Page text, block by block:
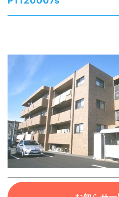
芹田不動産の強み
スタッフ紹介
会社紹介
ブログ
退去連絡フォ